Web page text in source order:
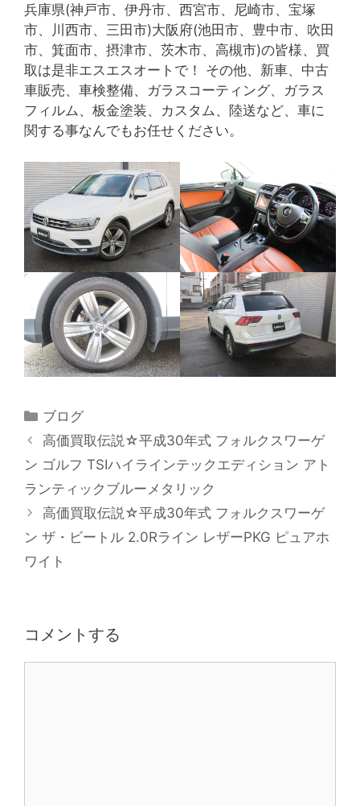
兵庫県(神戸市、伊丹市、西宮市、尼崎市、宝塚
市、川西市、三田市)大阪府(池田市、豊中市、吹田
市、箕面市、摂津市、茨木市、高槻市)の皆様、買
取は是非エスエスオートで！ その他、新車、中古
車販売、車検整備、ガラスコーティング、ガラス
フィルム、板金塗装、カスタム、陸送など、車に
関する事なんでもお任せください。
カ
テ
リ
ー
ブログ
高価買取伝説☆平成30年式 フォルクスワーゲ
ン ゴルフ TSIハイラインテックエディション アト
ランティックブルーメタリック
高価買取伝説☆平成30年式 フォルクスワーゲ
ン ザ・ビートル 2.0Rライン レザーPKG ピュアホ
ワイト
コメントする